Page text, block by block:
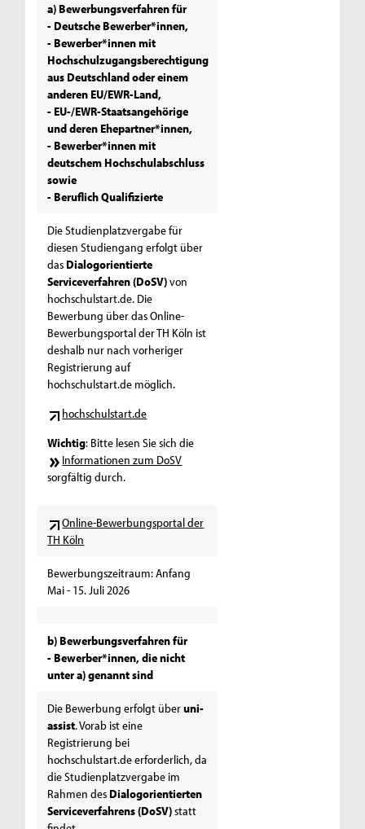
a) Bewerbungsverfahren für
- Deutsche Bewerber*innen,
- Bewerber*innen mit
Hochschulzugangsberechtigung
aus Deutschland oder einem
anderen EU/EWR-Land,
- EU-/EWR-Staatsangehörige
und deren Ehepartner*innen,
- Bewerber*innen mit
deutschem Hochschulabschluss
sowie
- Beruflich Qualifizierte
Die Studienplatzvergabe für
diesen Studiengang erfolgt über
das Dialogorientierte
Serviceverfahren (DoSV)von
hochschulstart.de. Die
Bewerbung über das Online-
Bewerbungsportal der TH Köln ist
deshalb nur nach vorheriger
Registrierung auf
hochschulstart.de möglich.
hochschulstart.de
Wichtig: Bitte lesen Sie sich die
Informationen zum DoSV
sorgfältig durch.
Online-Bewerbungsportal der
TH Köln
Bewerbungszeitraum: Anfang
Mai - 15. Juli 2026
b) Bewerbungsverfahren für
- Bewerber*innen, die nicht
unter a) genannt sind
Die Bewerbung erfolgt überuni-
assist. Vorab ist eine
Registrierung bei
hochschulstart.de erforderlich, da
die Studienplatzvergabe im
Rahmen des Dialogorientierten
Serviceverfahrens (DoSV)statt